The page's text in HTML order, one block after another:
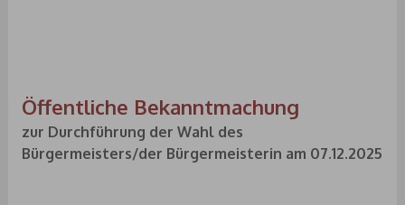
Öffentliche Bekanntmachung
zur Durchführung der Wahl des
Bürgermeisters/der Bürgermeisterin am 07.12.2025